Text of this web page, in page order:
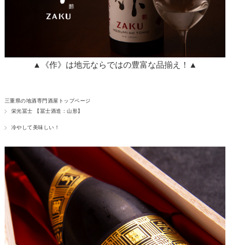
▲《作》は地元ならではの豊富な品揃え！▲
三重県の地酒専門酒屋トップページ
栄光冨士 【冨士酒造：山形】
冷やして美味しい！